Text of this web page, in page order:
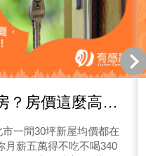
？房價這麼高買
一間30坪新屋均價都在
月薪五萬得不吃不喝340